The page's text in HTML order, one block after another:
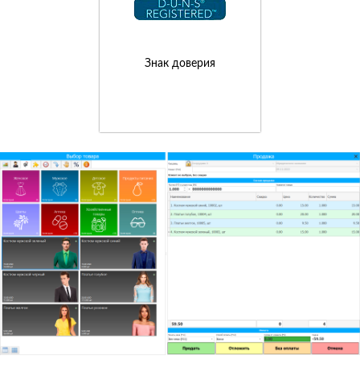
Знак доверия